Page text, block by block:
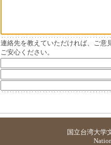
連絡先を教えていただければ、ご意
ご安心ください。
国立台湾大学